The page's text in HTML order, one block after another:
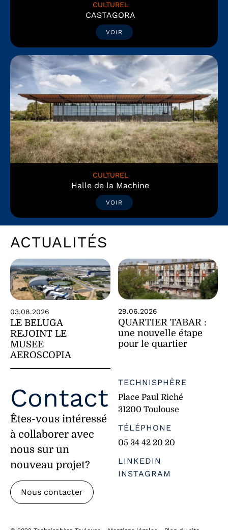
CULTUREL
CASTAGORA
VOIR
CULTUREL
Halle de la Machine
VOIR
ACTUALITÉS
03.08.2026
LE BELUGA
REJOINT LE
MUSEE
AEROSCOPIA
29.06.2026
QUARTIER TABAR :
une nouvelle étape
pour le quartier
Contact
Êtes-vous intéressé
à collaborer avec
nous sur un
nouveau projet?
Nous contacter
TECHNISPHÈRE
Place Paul Riché
31200 Toulouse
TÉLÉPHONE
05 34 42 20 20
LINKEDIN
INSTAGRAM